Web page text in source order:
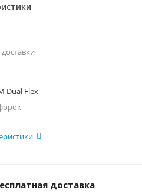
Dual Flex
доставка